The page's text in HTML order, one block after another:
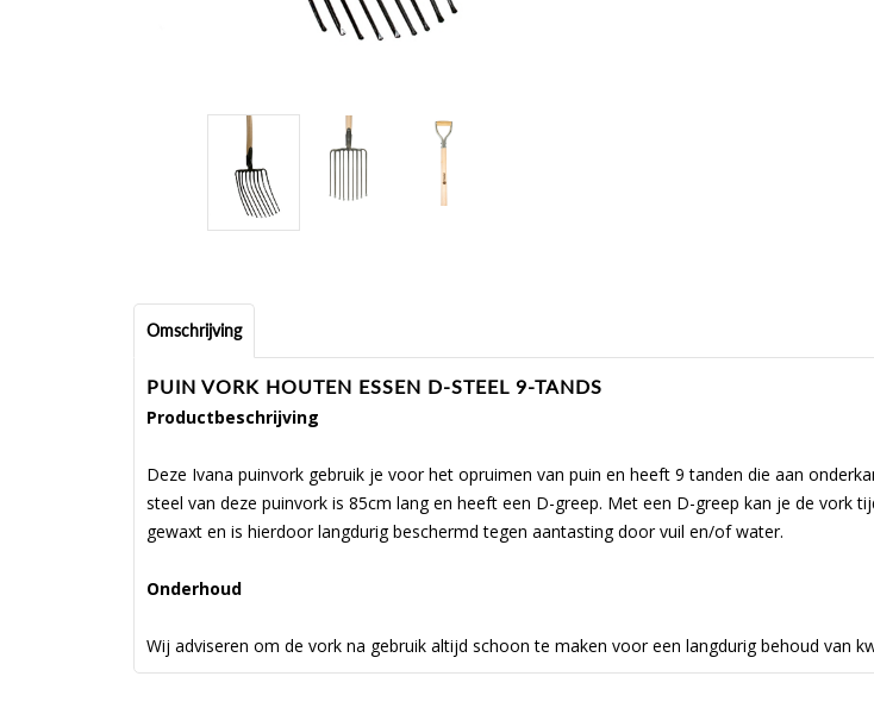
Omschrijving
PUIN VORK HOUTEN ESSEN D-STEEL 9-TANDS
Productbeschrijving
Deze Ivana puinvork gebruik je voor het opruimen van puin en heeft 9 tanden die aan
steel van deze puinvork is 85cm lang en heeft een D-greep. Met een D-greep kan je de vork
gewaxt en is hierdoor langdurig beschermd tegen aantasting door vuil en/of water.
Onderhoud
Wij adviseren om de vork na gebruik altijd schoon te maken voor een langdurig behoud van